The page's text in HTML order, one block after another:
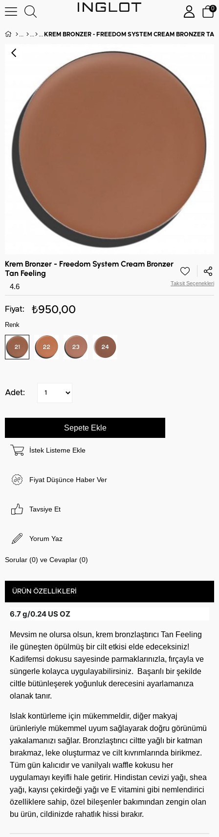
0
KREM BRONZER - FREEDOM SYSTEM CREAM BRONZER
Krem Bronzer - Freedom System Cream Bronzer
Tan Feeling
4.6
₺950,00
Taksit Seçenekleri
Renk
İstek Listeme Ekle
Fiyat Düşünce Haber Ver
Tavsiye Et
Yorum Yaz
Sorular (0) ve Cevaplar (0)
ÜRÜN ÖZELLIKLERI
6.7 g/0.24 US OZ
Mevsim ne olursa olsun, krem bronzlaştırıcı Tan Feeling
ile güneşten öpülmüş bir cilt etkisi elde edeceksiniz!
Kadifemsi dokusu sayesinde parmaklarınızla, fırçayla ve
süngerle kolayca uygulayabilirsiniz. Başarılı bir şekilde
ciltle bütünleşerek yoğunluk derecesini ayarlamanıza
olanak tanır.
Islak kontürleme için mükemmeldir, diğer makyaj
ürünleriyle mükemmel uyum sağlayarak doğru görünümü
yakalamanızı sağlar. Bronzlaştırıcı ciltte yağlı bir katman
bırakmaz, leke oluşturmaz ve cilt kıvrımlarında birikmez.
Tüm gün kalıcıdır ve vanilyalı waffle kokusu her
uygulamayı keyifli hale getirir. Hindistan cevizi yağı, shea
yağı, kayısı çekirdeği yağı ve E vitamini gibi nemlendirici
özelliklere sahip, özel bileşenler bakımından zengin olan
bu ürün, cildinizde rahatlık hissi bırakır.